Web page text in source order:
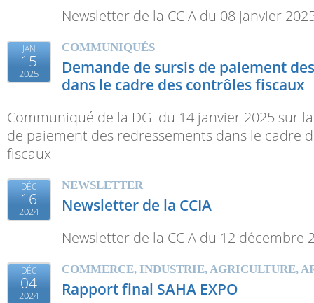
Newsletter de la CCIA du 08 janvier
JAN
15
2025
COMMUNIQUÉS
Demande de sursis de paiement
dans le cadre des contrôles fiscaux
Communiqué de la DGI du 14 janvier 2025 sur
de paiement des redressements dans le cadre
fiscaux
DÉC
16
2024
NEWSLETTER
Newsletter de la CCIA
Newsletter de la CCIA du 12 décembre
DÉC
04
2024
COMMERCE, INDUSTRIE, AGRICULTURE,
Rapport final SAHA EXPO